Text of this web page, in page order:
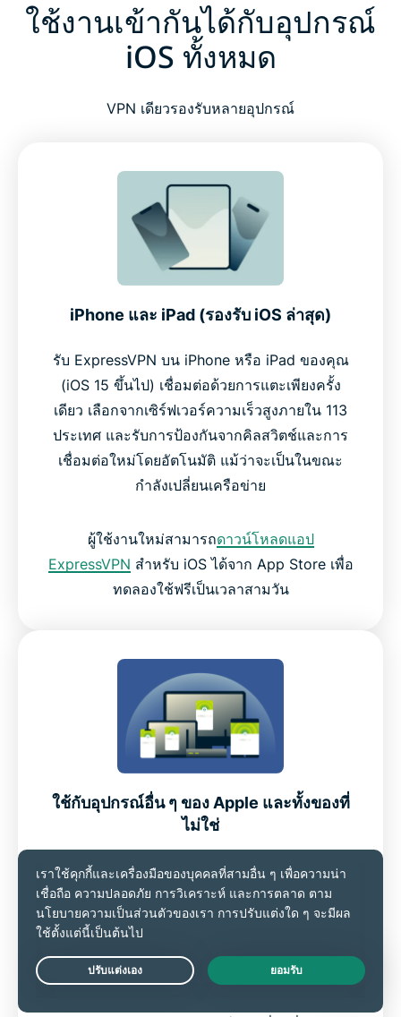
ใช้งานเข้ากันได้กับอุปกรณ์
iOS ทั้งหมด
VPN เดียวรองรับหลายอุปกรณ์
iPhone และ iPad (รองรับ iOS ล่าสุด)
รับ ExpressVPN บน iPhone หรือ iPad ของคุณ
(iOS 15 ขึ้นไป) เชื่อมต่อด้วยการแตะเพียงครั้ง
เดียว เลือกจากเซิร์ฟเวอร์ความเร็วสูงภายใน 113
ประเทศ และรับการป้องกันจากคิลสวิตช์และการ
เชื่อมต่อใหม่โดยอัตโนมัติ แม้ว่าจะเป็นในขณะ
กำลังเปลี่ยนเครือข่าย
ผู้ใช้งานใหม่สามารถดาวน์โหลดแอป
ExpressVPN สำหรับ iOS ได้จาก App Store เพื่อ
ทดลองใช้ฟรีเป็นเวลาสามวัน
ใช้กับอุปกรณ์อื่น ๆ ของ Apple และทั้งของที่
ไม่ใช่
นอกจาก iPhone และ iPad แล้วนั้น ExpressVPN
ยังสามารถปกป้องอุปกรณ์อื่น ๆ ของ Apple ได้
ด้วย อย่างเช่นMac และ Apple TV รวมถึงโทร
ร์ททีวีรุ่นที่รองรับ
Live Chat